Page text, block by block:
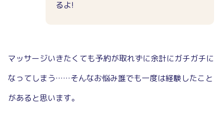
るよ!
マッサージいきたくても予約が取れずに余計にガチガチに
なってしまう……そんなお悩み誰でも一度は経験したこと
があると思います。